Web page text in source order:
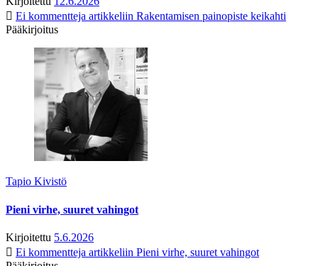
Ei kommentteja artikkeliin Rakentamisen painopiste keikahti
Pääkirjoitus
Tapio Kivistö
Pieni virhe, suuret vahingot
Kirjoitettu 5.6.2026
Ei kommentteja artikkeliin Pieni virhe, suuret vahingot